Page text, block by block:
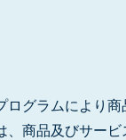
グラムにより商
、商品及びサー